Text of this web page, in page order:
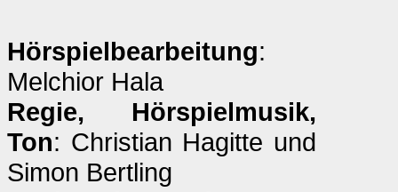
Hörspielbearbeitung:
Melchior Hala
Regie, Hörspielmusik,
Ton: Christian Hagitte und
Simon Bertling